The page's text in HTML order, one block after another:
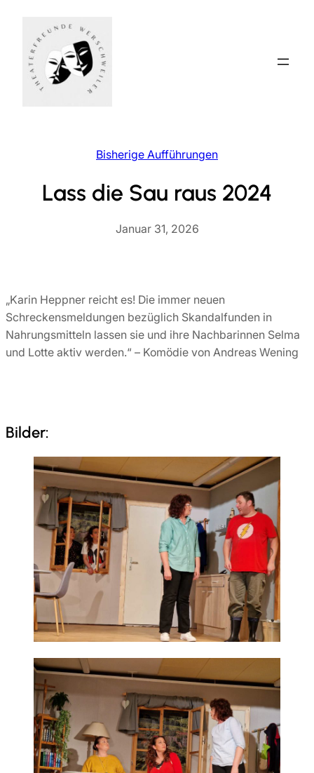
springen
Bisherige Aufführungen
Lass die Sau raus 2024
Januar 31, 2026
„Karin Heppner reicht es! Die immer neuen
Schreckensmeldungen bezüglich Skandalfunden in
Nahrungsmitteln lassen sie und ihre Nachbarinnen Selma
und Lotte aktiv werden.“ – Komödie von Andreas Wening
Bilder: